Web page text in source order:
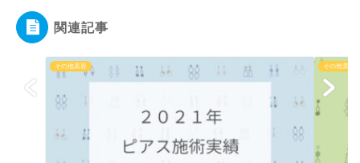
関連記事
その他美容 その他美容